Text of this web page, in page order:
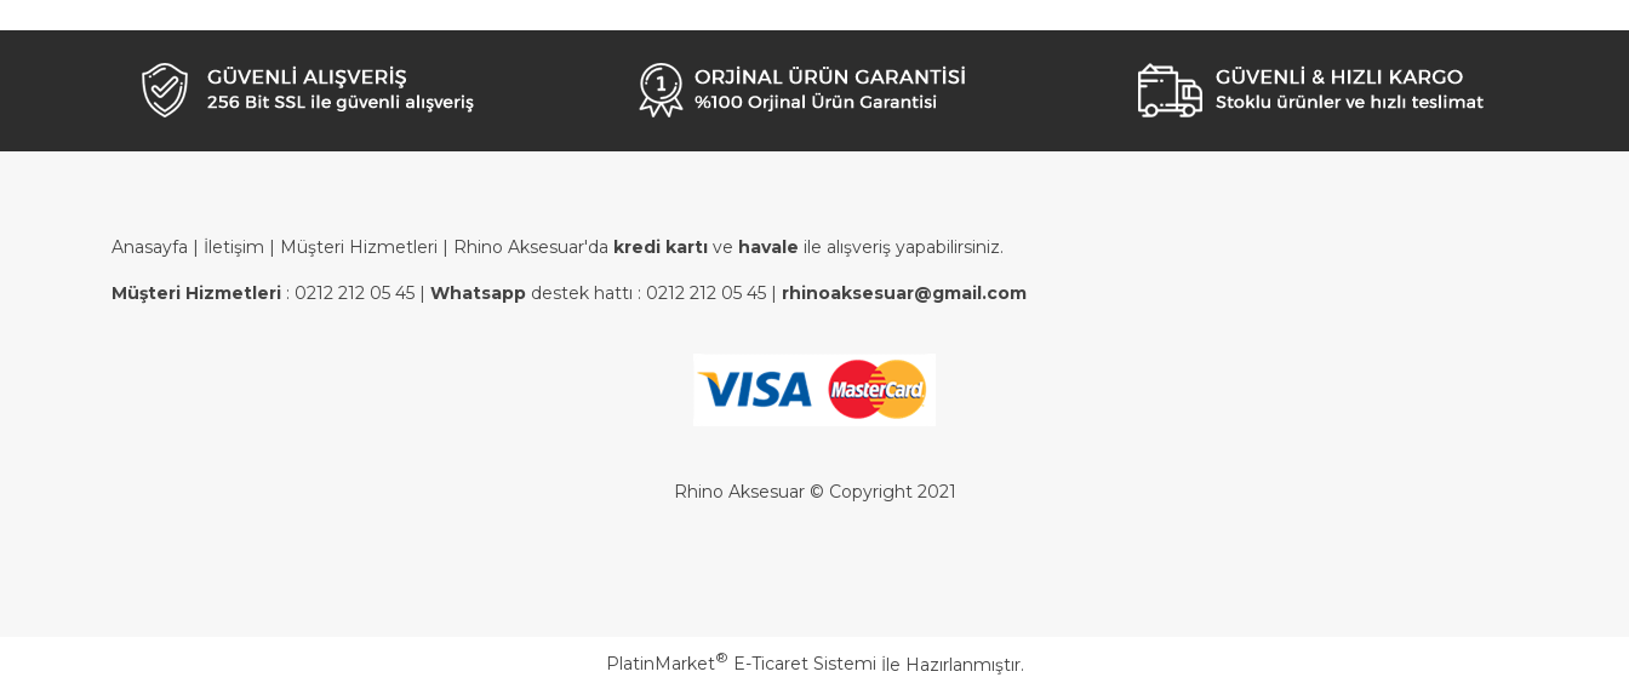
Anasayfa | İletişim | Müşteri Hizmetleri | Rhino Aksesuar'da kredi kartı ve havale ile alışveriş yapabilirsiniz.
Müşteri Hizmetleri : 0212 212 05 45 | Whatsapp destek hattı : 0212 212 05 45 | rhinoaksesuar@gmail.com
Rhino Aksesuar © Copyright 2021
PlatinMarket® E-Ticaret Sistemi İle Hazırlanmıştır.